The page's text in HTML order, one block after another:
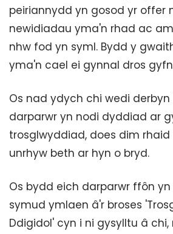
peiriannydd yn gosod yr offer
newidiadau yma'n rhad ac
nhw fod yn syml. Bydd y
yma'n cael ei gynnal dros
Os nad ydych chi wedi
darparwr yn nodi dyddiad ar
trosglwyddiad, does dim rhaid
unrhyw beth ar hyn o bryd.
Os bydd eich darparwr ffôn
symud ymlaen â'r broses
Ddigidol' cyn i ni gysylltu â